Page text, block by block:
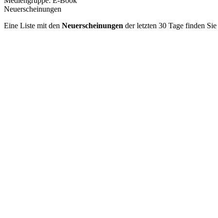
Neuerscheinungen
Eine Liste mit den Neuerscheinungen der letzten 30 Tage finden Sie